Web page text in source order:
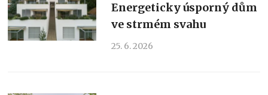
Energeticky úsporný dům
ve strmém svahu
25. 6. 2026